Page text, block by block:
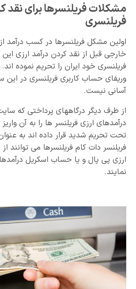
مشکلات فریلنسرها برای نقد
فریلنسری
اولین مشکل فریلنسرها در کسب درآمد
خارجی قبل از نقد کردن درآمد ارزی
فریلنسری خود ایران را تحریم نموده
وریفای حساب کاربری فریلنسری در این
آسانی نیست.
از طرف دیگر درگاههای پرداختی که
درآمدهای ارزی فریلنسر ها را به آن
تحت تحریم شدید قرار داده اند به
فریلنسر دات کام فریلنسرها می توانند
ارزی پی پال و یا حساب اسکریل
نمایند.